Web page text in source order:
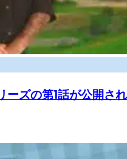
ーズの第1話が公開さ